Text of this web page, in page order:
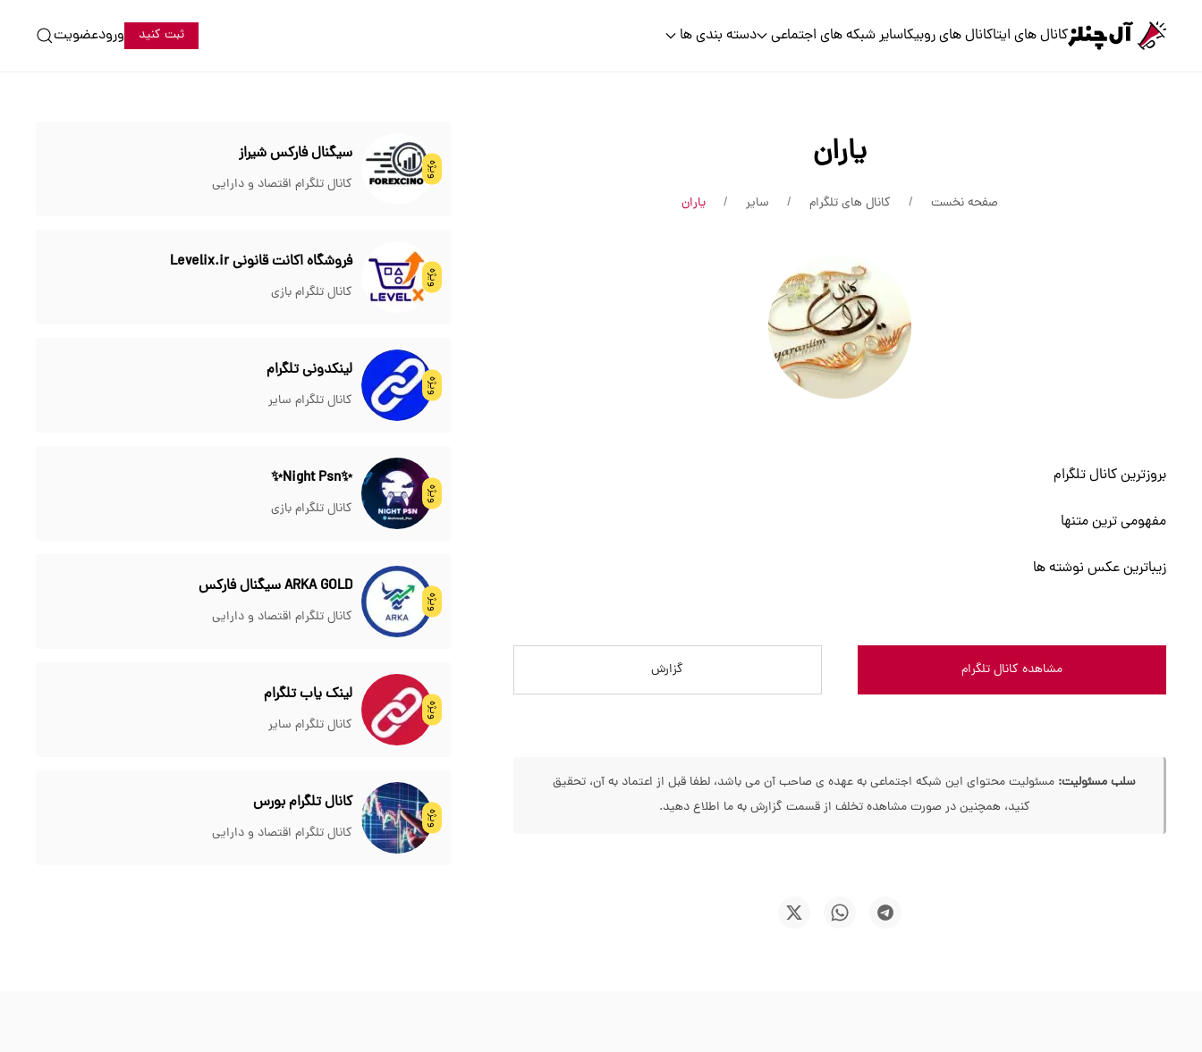
کانال های ایتاکانال های روبیکاسایر شبکه های اجتماعی دسته بندی ها ثبت کنید ورودعضویت
یاران
صفحه نخست کانال های تلگرام سایر یاران
بروزترین کانال تلگرام
مفهومی ترین متنها
زیباترین عکس نوشته ها
مشاهده کانال تلگرام گزارش
سلب مسئولیت: مسئولیت محتوای این شبکه اجتماعی به عهده ی صاحب آن می باشد، لطفا قبل از اعتماد به آن، تحقیق
کنید، همچنین در صورت مشاهده تخلف از قسمت گزارش به ما اطلاع دهید.
ویژه
سیگنال فارکس شیراز
کانال تلگرام اقتصاد و دارایی
ویژه
فروشگاه اکانت قانونی Levelix.ir
کانال تلگرام بازی
ویژه
لینکدونی تلگرام
کانال تلگرام سایر
ویژه
✨Night Psn✨
کانال تلگرام بازی
ویژه
ARKA GOLD سیگنال فارکس
کانال تلگرام اقتصاد و دارایی
ویژه
لینک یاب تلگرام
کانال تلگرام سایر
ویژه
کانال تلگرام بورس
کانال تلگرام اقتصاد و دارایی